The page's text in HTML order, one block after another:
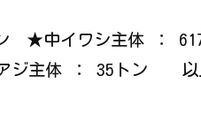
★中イワシ主体 ：
ジ主体 ： 35トン 以